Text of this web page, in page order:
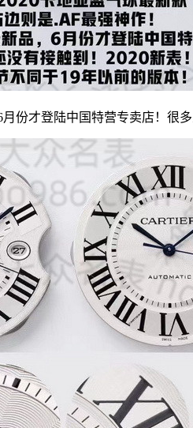
才登陆中国特营专卖店！很